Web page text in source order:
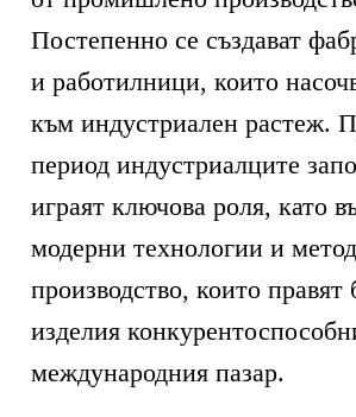
Постепенно се създават
и работилници, които
към индустриален растеж.
период индустриалците
играят ключова роля, като
модерни технологии и
производство, които правят
изделия
международния пазар.